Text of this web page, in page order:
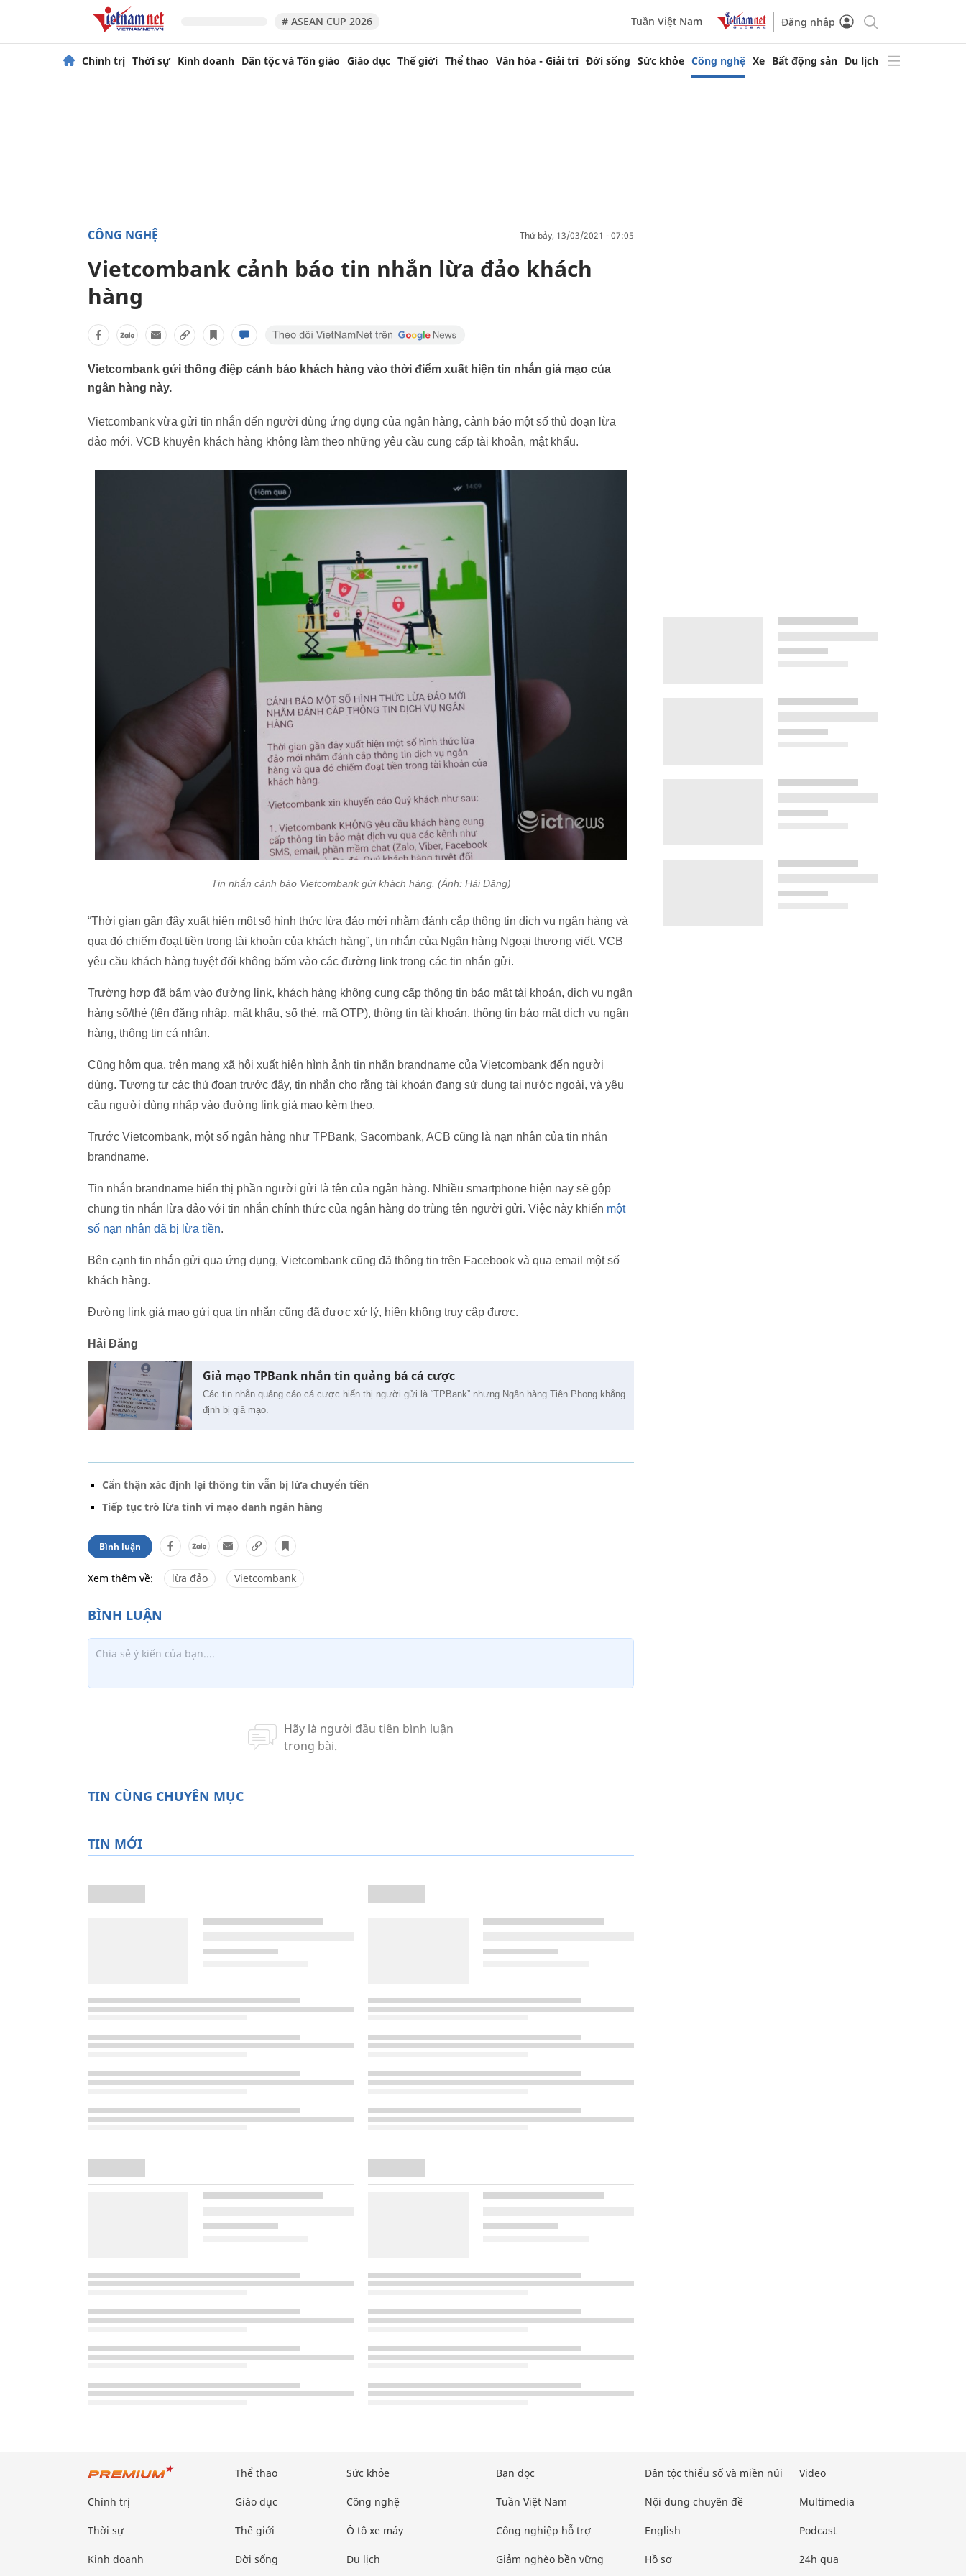
# ASEAN CUP 2026 Tuần Việt Nam Đăng nhập
Chính trị Thời sự Kinh doanh Dân tộc và Tôn giáo Giáo dục Thế giới Thể thao Văn hóa - Giải trí Đời sống Sức khỏe Công nghệ Xe Bất động sản Du lịch
CÔNG NGHỆ thứ bảy, 13/03/2021 - 07:05
Vietcombank cảnh báo tin nhắn lừa đảo khách
hàng
Vietcombank gửi thông điệp cảnh báo khách hàng vào thời điểm xuất hiện tin nhắn giả mạo của
ngân hàng này.
Vietcombank vừa gửi tin nhắn đến người dùng ứng dụng của ngân hàng, cảnh báo một số thủ đoạn lừa
đảo mới. VCB khuyên khách hàng không làm theo những yêu cầu cung cấp tài khoản, mật khẩu.
Tin nhắn cảnh báo Vietcombank gửi khách hàng. (Ảnh: Hải Đăng)
“Thời gian gần đây xuất hiện một số hình thức lừa đảo mới nhằm đánh cắp thông tin dịch vụ ngân hàng và
qua đó chiếm đoạt tiền trong tài khoản của khách hàng”, tin nhắn của Ngân hàng Ngoại thương viết. VCB
yêu cầu khách hàng tuyệt đối không bấm vào các đường link trong các tin nhắn gửi.
Trường hợp đã bấm vào đường link, khách hàng không cung cấp thông tin bảo mật tài khoản, dịch vụ ngân
hàng số/thẻ (tên đăng nhập, mật khẩu, số thẻ, mã OTP), thông tin tài khoản, thông tin bảo mật dịch vụ ngân
hàng, thông tin cá nhân.
Cũng hôm qua, trên mạng xã hội xuất hiện hình ảnh tin nhắn brandname của Vietcombank đến người
dùng. Tương tự các thủ đoạn trước đây, tin nhắn cho rằng tài khoản đang sử dụng tại nước ngoài, và yêu
cầu người dùng nhấp vào đường link giả mạo kèm theo.
Trước Vietcombank, một số ngân hàng như TPBank, Sacombank, ACB cũng là nạn nhân của tin nhắn
brandname.
Tin nhắn brandname hiển thị phần người gửi là tên của ngân hàng. Nhiều smartphone hiện nay sẽ gộp
chung tin nhắn lừa đảo với tin nhắn chính thức của ngân hàng do trùng tên người gửi. Việc này khiến một
số nạn nhân đã bị lừa tiền.
Bên cạnh tin nhắn gửi qua ứng dụng, Vietcombank cũng đã thông tin trên Facebook và qua email một số
khách hàng.
Đường link giả mạo gửi qua tin nhắn cũng đã được xử lý, hiện không truy cập được.
Hải Đăng
Giả mạo TPBank nhắn tin quảng bá cá cược
Các tin nhắn quảng cáo cá cược hiển thị người gửi là “TPBank” nhưng Ngân hàng Tiên Phong khẳng
định bị giả mạo.
Cẩn thận xác định lại thông tin vẫn bị lừa chuyển tiền
Tiếp tục trò lừa tinh vi mạo danh ngân hàng
Bình luận
Xem thêm về: lừa đảo Vietcombank
TIN CÙNG CHUYÊN MỤC
TIN MỚI
Chính trị
Thời sự
Kinh doanh
Thể thao
Giáo dục
Thế giới
Đời sống
Sức khỏe
Công nghệ
Ô tô xe máy
Du lịch
Bạn đọc
Tuần Việt Nam
Công nghiệp hỗ trợ
Giảm nghèo bền vững
Dân tộc thiểu số và miền núi
Nội dung chuyên đề
English
Hồ sơ
Video
Multimedia
Podcast
24h qua